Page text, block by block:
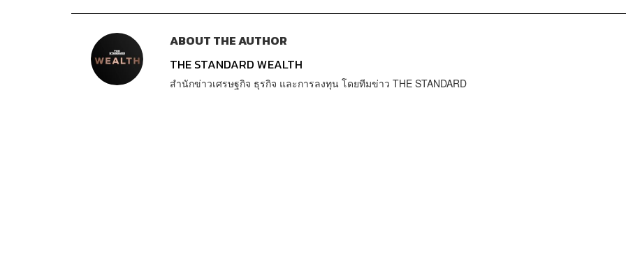
ABOUT THE AUTHOR
THE STANDARD WEALTH
สำนักข่าวเศรษฐกิจ ธุรกิจ และการลงทุน โดยทีมข่าว THE STANDARD